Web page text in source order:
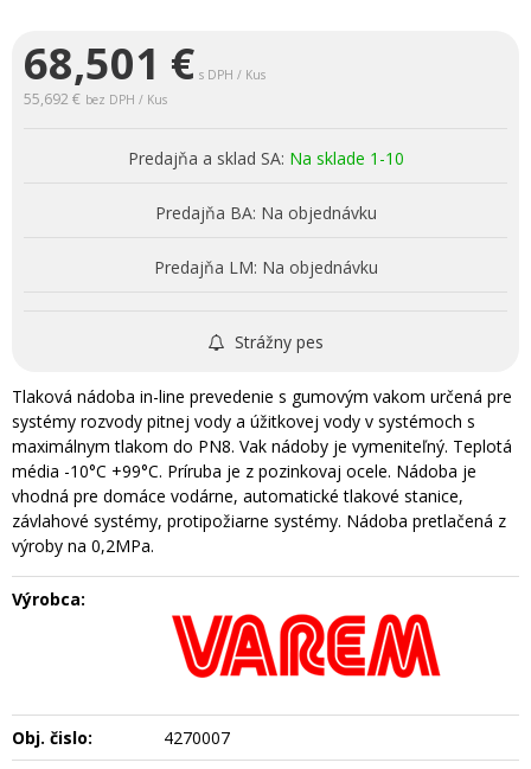
68,501 € s DPH / Kus
55,692 € bez DPH / Kus
Predajňa a sklad SA: Na sklade 1-10
Predajňa BA: Na objednávku
Predajňa LM: Na objednávku
Strážny pes
Tlaková nádoba in-line prevedenie s gumovým vakom určená pre
systémy rozvody pitnej vody a úžitkovej vody v systémoch s
maximálnym tlakom do PN8. Vak nádoby je vymeniteľný. Teplotá
média -10°C +99°C. Príruba je z pozinkovaj ocele. Nádoba je
vhodná pre domáce vodárne, automatické tlakové stanice,
závlahové systémy, protipožiarne systémy. Nádoba pretlačená z
výroby na 0,2MPa.
Výrobca:
Obj. čislo:
4270007